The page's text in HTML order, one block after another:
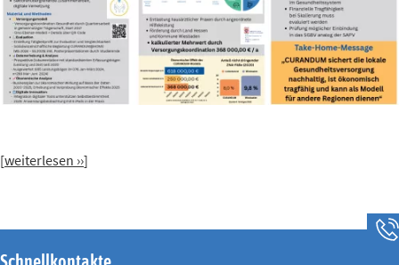
[weiterlesen ››]